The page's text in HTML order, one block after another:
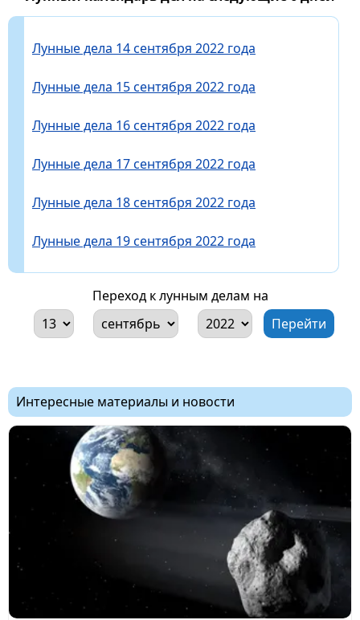
Лунные дела 14 сентября 2022 года
Лунные дела 15 сентября 2022 года
Лунные дела 16 сентября 2022 года
Лунные дела 17 сентября 2022 года
Лунные дела 18 сентября 2022 года
Лунные дела 19 сентября 2022 года
Переход к лунным делам на
Интересные материалы и новости